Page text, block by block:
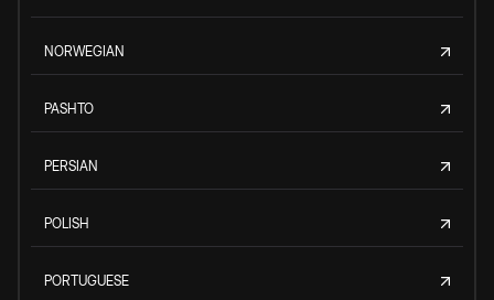
NORWEGIAN
PASHTO
PERSIAN
POLISH
PORTUGUESE